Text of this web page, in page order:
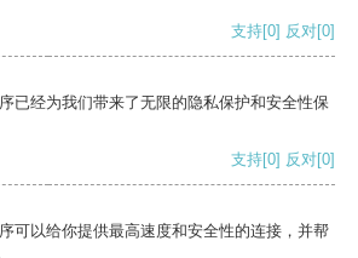
支持[0] 反对[0]
已经为我们带来了无限的隐私保护和安全性保
支持[0] 反对[0]
可以给你提供最高速度和安全性的连接，并帮